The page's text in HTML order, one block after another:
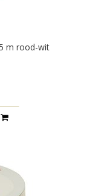
m rood-wit